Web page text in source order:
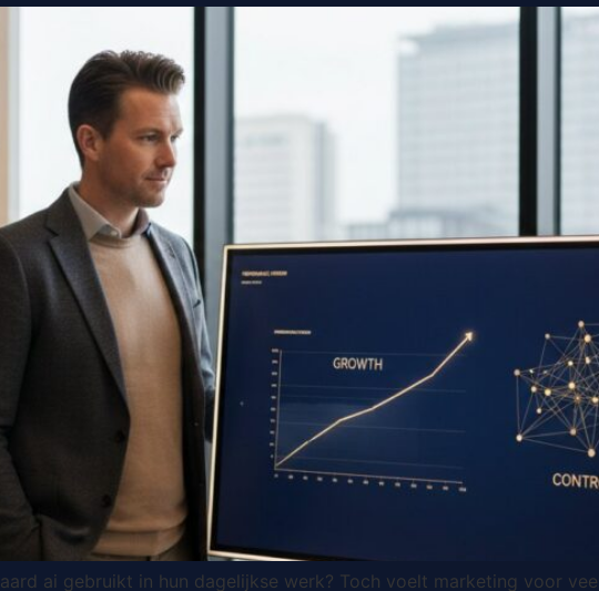
ai gebruikt in hun dagelijkse werk? Toch voelt marketing voor